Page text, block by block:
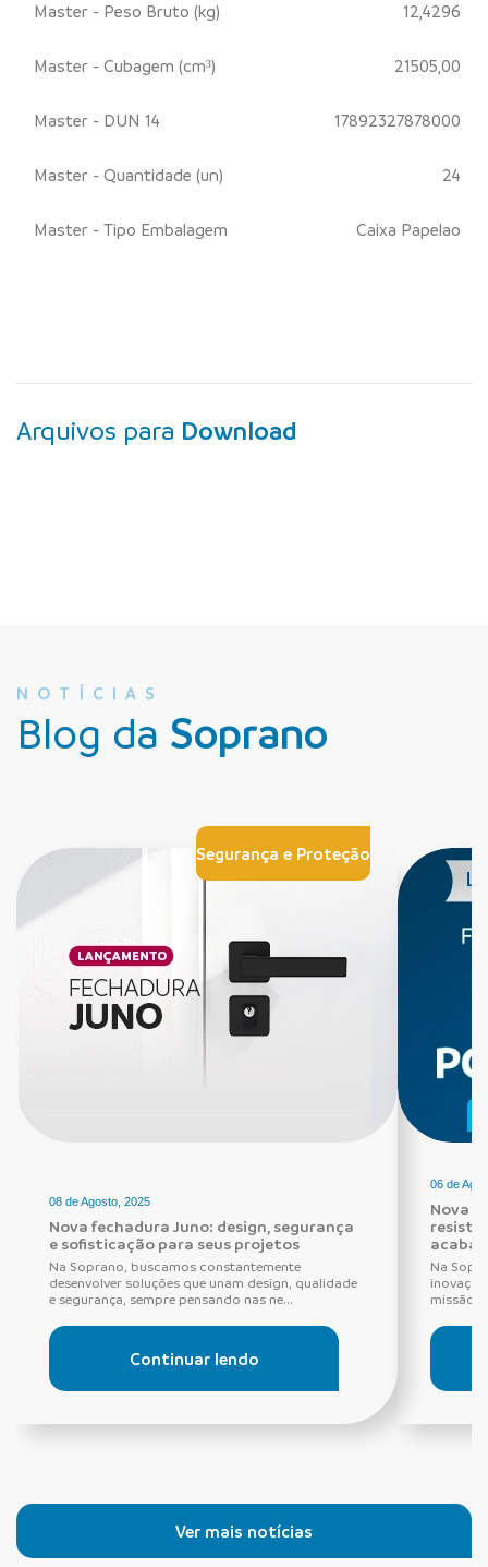
Master - Peso Bruto (kg) 12,4296
Master - Cubagem (cm³) 21505,00
Master - DUN 14 17892327878000
Master - Quantidade (un) 24
Master - Tipo Embalagem Caixa Papelao
Arquivos para Download
NOTÍCIAS
Blog da Soprano
Segurança e Proteção
08 de Agosto, 2025
Nova fechadura Juno: design, segurança
e sofisticação para seus projetos
Na Soprano, buscamos constantemente
desenvolver soluções que unam design, qualidade
e segurança, sempre pensando nas ne...
Continuar lendo
06 de
Nova
Na
missão
Ver mais notícias